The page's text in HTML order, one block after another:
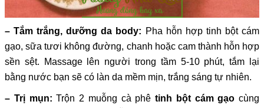
– Tắm trắng, dưỡng da body: Pha hỗn hợp tinh bột cám
gạo, sữa tươi không đường, chanh hoặc cam thành hỗn hợp
sền sệt. Massage lên người trong tầm 5-10 phút, tắm lại
bằng nước bạn sẽ có làn da mềm mịn, trắng sáng tự nhiên.
– Trị mụn: Trộn 2 muỗng cà phê tinh bột cám gạo cùng